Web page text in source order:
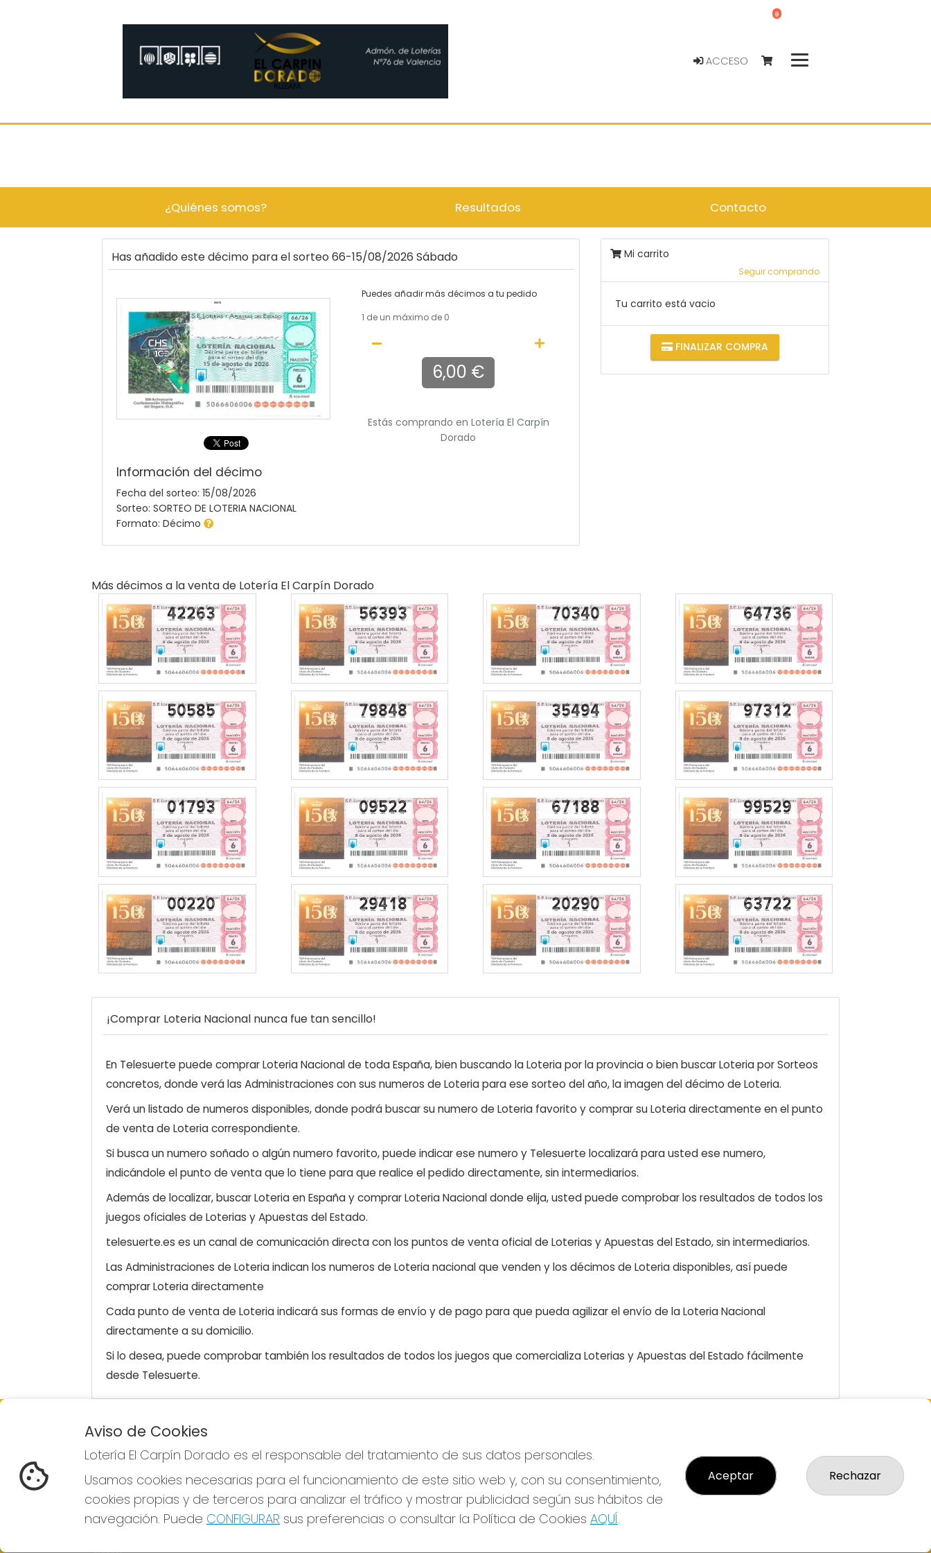
ACCESO
0
¿Quiénes somos? Resultados Contacto
Has añadido este décimo para el sorteo 66-15/08/2026 Sábado
96679
Información del décimo
Fecha del sorteo: 15/08/2026
Sorteo: SORTEO DE LOTERIA NACIONAL
Formato: Décimo
Puedes añadir más décimos a tu pedido
1 de un máximo de 0
6,00 €
Estás comprando en Lotería El Carpín
Dorado
Mi carrito
Seguir comprando
Tu carrito está vacio
FINALIZAR COMPRA
Más décimos a la venta de Lotería El Carpín Dorado
42263 56393 70340 64736
50585 79848 35494 97312
01793 09522 67188 99529
00220 29418 20290 63722
¡Comprar Loteria Nacional nunca fue tan sencillo!
En Telesuerte puede comprar Loteria Nacional de toda España, bien buscando la Loteria por la provincia o bien buscar Loteria por Sorteos
concretos, donde verá las Administraciones con sus numeros de Loteria para ese sorteo del año, la imagen del décimo de Loteria.
Verá un listado de numeros disponibles, donde podrá buscar su numero de Loteria favorito y comprar su Loteria directamente en el punto
de venta de Loteria correspondiente.
Si busca un numero soñado o algún numero favorito, puede indicar ese numero y Telesuerte localizará para usted ese numero,
indicándole el punto de venta que lo tiene para que realice el pedido directamente, sin intermediarios.
Además de localizar, buscar Loteria en España y comprar Loteria Nacional donde elija, usted puede comprobar los resultados de todos los
juegos oficiales de Loterias y Apuestas del Estado.
telesuerte.es es un canal de comunicación directa con los puntos de venta oficial de Loterias y Apuestas del Estado, sin intermediarios.
Las Administraciones de Loteria indican los numeros de Loteria nacional que venden y los décimos de Loteria disponibles, así puede
comprar Loteria directamente
Cada punto de venta de Loteria indicará sus formas de envío y de pago para que pueda agilizar el envío de la Loteria Nacional
directamente a su domicilio.
Si lo desea, puede comprobar también los resultados de todos los juegos que comercializa Loterias y Apuestas del Estado fácilmente
desde Telesuerte.
LOTERÍA EL CARPÍN DORADO
¿Quiénes somos?
Resultados
Contacto
Empresas
Peñas
ADMINISTRACION DE LOTERIAS Nº76-VALENCIA
Clica aquí para contactar por WhatsApp
676642156
Política de Privacidad
Política de Cookies
Condiciones de Compra
Tienda de Lotería Nacional
Aviso de Cookies
Lotería El Carpín Dorado es el responsable del tratamiento de sus datos personales.
Usamos cookies necesarias para el funcionamiento de este sitio web y, con su consentimiento,
cookies propias y de terceros para analizar el tráfico y mostrar publicidad según sus hábitos de
navegación. Puede CONFIGURAR sus preferencias o consultar la Política de Cookies AQUÍ.
Aceptar Rechazar